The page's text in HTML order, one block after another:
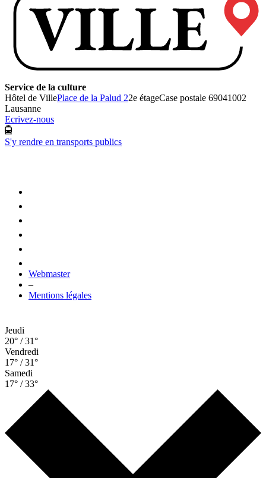
Service de la culture
Hôtel de VillePlace de la Palud 22e étageCase postale 69041002
Lausanne
Ecrivez-nous
S'y rendre en transports publics
Webmaster
–
Mentions légales
Jeudi
20° / 31°
Vendredi
17° / 31°
Samedi
17° / 33°